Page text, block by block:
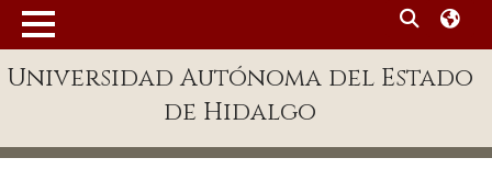
Enlaces
Universidad Autónoma del Estado
de Hidalgo